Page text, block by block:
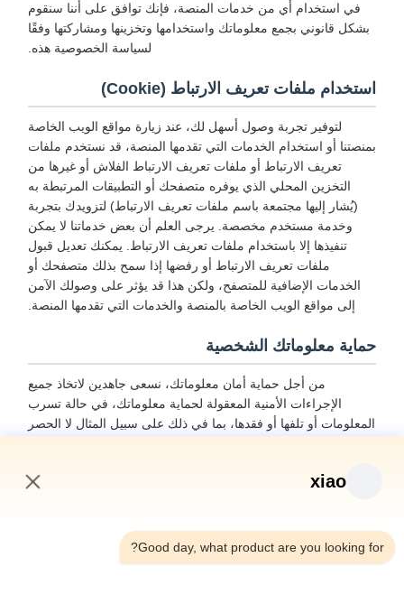
في استخدام أي من خدمات المنصة، فإنك توافق على أننا سنقوم
بشكل قانوني بجمع معلوماتك واستخدامها وتخزينها ومشاركتها وفقًا
لسياسة الخصوصية هذه.
استخدام ملفات تعريف الارتباط (Cookie)
لتوفير تجربة وصول أسهل لك، عند زيارة مواقع الويب الخاصة
بمنصتنا أو استخدام الخدمات التي تقدمها المنصة، قد نستخدم ملفات
تعريف الارتباط أو ملفات تعريف الارتباط الفلاش أو غيرها من
التخزين المحلي الذي يوفره متصفحك أو التطبيقات المرتبطة به
(يُشار إليها مجتمعة باسم ملفات تعريف الارتباط) لتزويدك بتجربة
وخدمة مستخدم مخصصة. يرجى العلم أن بعض خدماتنا لا يمكن
تنفيذها إلا باستخدام ملفات تعريف الارتباط. يمكنك تعديل قبول
ملفات تعريف الارتباط أو رفضها إذا سمح بذلك متصفحك أو
الخدمات الإضافية للمتصفح، ولكن هذا قد يؤثر على وصولك الآمن
إلى مواقع الويب الخاصة بالمنصة والخدمات التي تقدمها المنصة.
حماية معلوماتك الشخصية
من أجل حماية أمان معلوماتك، نسعى جاهدين لاتخاذ جميع
الإجراءات الأمنية المعقولة لحماية معلوماتك، في حالة تسرب
المعلومات أو تلفها أو فقدها، بما في ذلك على سبيل المثال لا الحصر
قد يتعرضون لمعلوماتك بشكل صارم، بما في ذلك على سبيل المثال
حماية القاصرين
xiao
Good day, what product are you looking for?